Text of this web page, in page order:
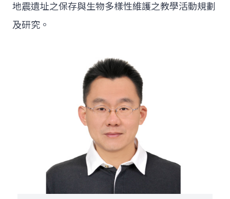
地震遺址之保存與生物多樣性維護之教學活動規劃
及研究。